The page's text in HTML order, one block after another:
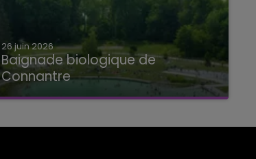
26 juin 2026
Baignade biologique de
Connantre
Baignade biologique de Connantre